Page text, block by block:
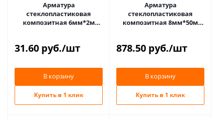
Арматура
стеклопластиковая
композитная 6мм*2м
31.60 руб./шт
В корзину
Купить в 1 клик
Арматура
стеклопластиковая
композитная 8мм*50м
878.50 руб./шт
В корзину
Купить в 1 клик